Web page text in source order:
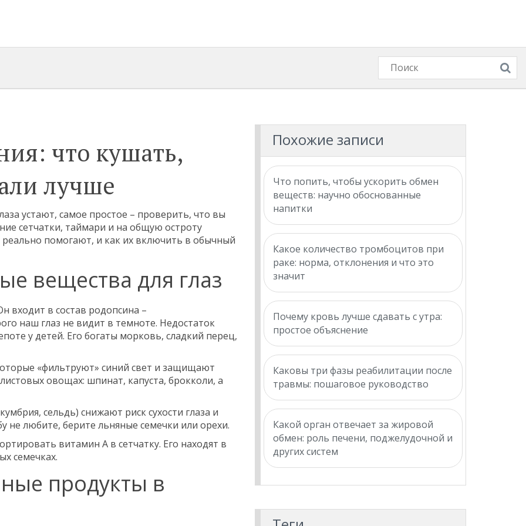
что кушать,
лучше
устают, самое простое – проверить, что вы
сетчатки, таймари и на общую остроту
помогают, и как их включить в обычный
вещества для глаз
в состав родопсина –
наш глаз не видит в темноте. Недостаток
у детей. Его богаты морковь, сладкий перец,
«фильтруют» синий свет и защищают
овощах: шпинат, капуста, брокколи, а
сельдь) снижают риск сухости глаза и
не любите, берите льняные семечки или орехи.
витамин А в сетчатку. Его находят в
семечках.
продукты в
Похожие записи
Что попить, чтобы ускорить обмен
веществ: научно обоснованные
напитки
Какое количество тромбоцитов при
раке: норма, отклонения и что это
значит
Почему кровь лучше сдавать с утра:
простое объяснение
Каковы три фазы реабилитации после
травмы: пошаговое руководство
Какой орган отвечает за жировой
обмен: роль печени, поджелудочной и
других систем